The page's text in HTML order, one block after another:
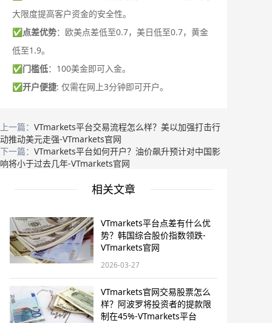
大限度提高客户资金的安全性。
✅点差优势：欧美点差低至0.7，美日低至0.7，黄金
低至1.9。
✅门槛低：100美金即可入金。
✅开户便捷: 仅需在网上3分钟即可开户。
上一篇： VTmarkets平台交易流程怎么样？美以加强打击行
动推动美元走强-VTmarkets官网
下一篇： VTmarkets平台如何开户？油价飙升预计对中国影
响将小于过去几年-VTmarkets官网
相关文章
VTmarkets平台点差有什么优
势？韩国综合股价指数领跌-
VTmarkets官网
2026-03-27
VTmarkets官网交易股票怎么
样？阿波罗将投资者的提款限
制在45%-VTmarkets平台